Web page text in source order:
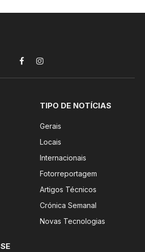
FacebookInstagram
TIPO DE NOTÍCIAS
Gerais
Locais
Internacionais
Fotorreportagem
Artigos Técnicos
Crónica Semanal
Novas Tecnologias